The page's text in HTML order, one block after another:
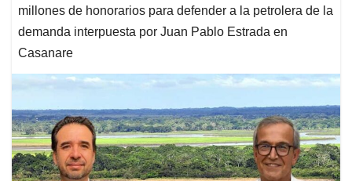
millones de honorarios para defender a la petrolera de la
demanda interpuesta por Juan Pablo Estrada en
Casanare